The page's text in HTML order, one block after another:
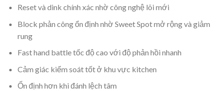
Reset và dink chính xác nhờ công nghệ lõi mới
Block phản công ổn định nhờ Sweet Spot mở rộng và giảm
rung
Fast hand battle tốc độ cao với độ phản hồi nhanh
Cảm giác kiểm soát tốt ở khu vực kitchen
Ổn định hơn khi đánh lệch tâm